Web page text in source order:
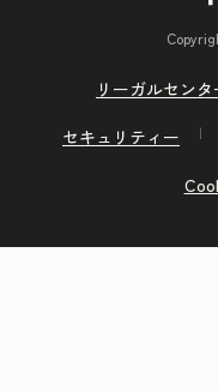
リーガルセンタ
セキュリティー